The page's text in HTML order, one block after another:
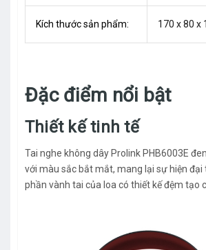
Kích thước sản phẩm: 170 x 80 x
Đặc điểm nổi bật
Thiết kế tinh tế
Tai nghe không dây Prolink PHB6003E
với màu sắc bắt mắt, mang lại sự hiện đại
phần vành tai của loa có thiết kế đệm tạo